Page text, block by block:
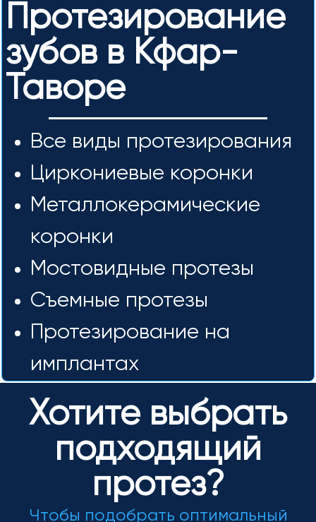
Протезирование
зубов в Кфар-
Таворе
Все виды протезирования
Циркониевые коронки
Металлокерамические
коронки
Мостовидные протезы
Съемные протезы
Протезирование на
имплантах
Хотите выбрать
подходящий
протез?
Чтобы подобрать оптимальный